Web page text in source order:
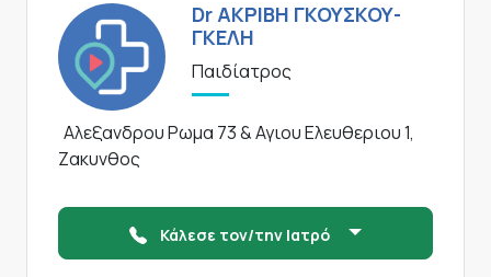
Dr ΑΚΡΙΒΗ ΓΚΟΥΣΚΟΥ-
ΓΚΕΛΗ
Παιδίατρος
Αλεξανδρου Ρωμα 73 & Αγιου Ελευθεριου 1,
Ζακυνθος
Κάλεσε τον/την Ιατρό